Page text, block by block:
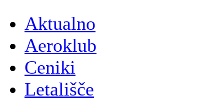
Aktualno
Aeroklub
Ceniki
Letališče